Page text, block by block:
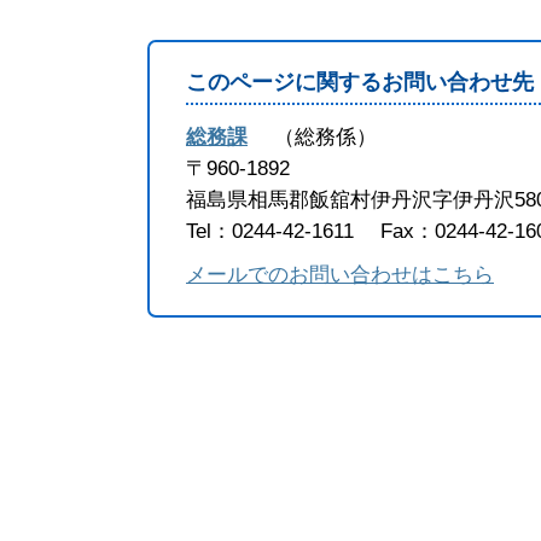
このページに関するお問い合わせ先
総務課
総務係
〒960-1892
福島県相馬郡飯舘村伊丹沢字伊丹沢
Tel：0244-42-1611
Fax：0244-42-
メールでのお問い合わせはこちら